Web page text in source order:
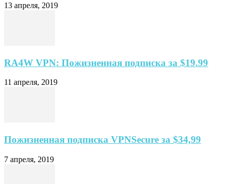
13 апреля, 2019
RA4W VPN: Пожизненная подписка за $19.99
11 апреля, 2019
Пожизненная подписка VPNSecure за $34,99
7 апреля, 2019